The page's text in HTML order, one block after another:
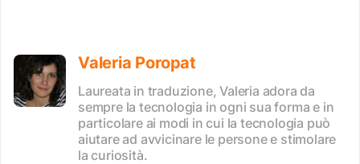
Valeria Poropat
Laureata in traduzione, Valeria adora da
sempre la tecnologia in ogni sua forma e in
particolare ai modi in cui la tecnologia può
aiutare ad avvicinare le persone e stimolare
la curiosità.